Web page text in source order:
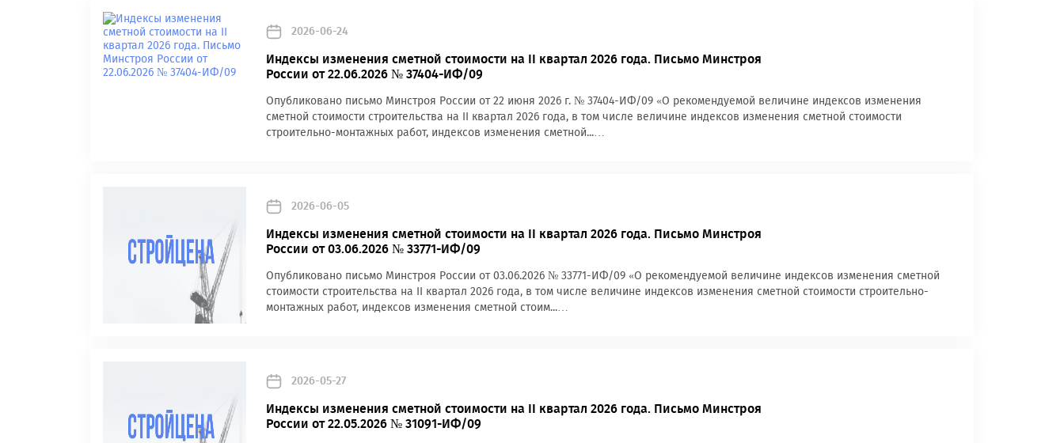
2026-06-24
Индексы изменения сметной стоимости на II квартал 2026 года. Письмо Минстроя
России от 22.06.2026 № 37404-ИФ/09
Опубликовано письмо Минстроя России от 22 июня 2026 г. № 37404-ИФ/09 «О рекомендуемой величине индексов изменения
сметной стоимости строительства на II квартал 2026 года, в том числе величине индексов изменения сметной стоимости
строительно-монтажных работ, индексов изменения сметной...…
2026-06-05
Индексы изменения сметной стоимости на II квартал 2026 года. Письмо Минстроя
России от 03.06.2026 № 33771-ИФ/09
Опубликовано письмо Минстроя России от 03.06.2026 № 33771-ИФ/09 «О рекомендуемой величине индексов изменения сметной
стоимости строительства на II квартал 2026 года, в том числе величине индексов изменения сметной стоимости строительно-
монтажных работ, индексов изменения сметной стоим...…
2026-05-27
Индексы изменения сметной стоимости на II квартал 2026 года. Письмо Минстроя
России от 22.05.2026 № 31091-ИФ/09